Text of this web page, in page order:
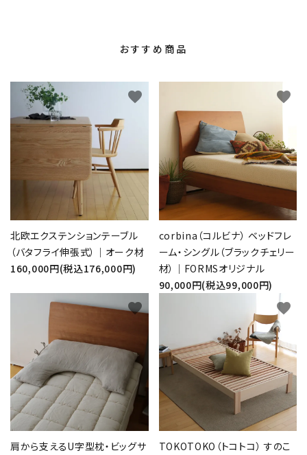
おすすめ商品
北欧エクステンションテーブル
（バタフライ伸張式）｜オーク材
160,000円(税込176,000円)
favorite
corbina（コルビナ） ベッドフレ
ーム・シングル（ブラックチェリー
材）｜FORMSオリジナル
90,000円(税込99,000円)
favorite
肩から支えるU字型枕・ビッグサ
favorite
TOKOTOKO（トコトコ） すのこ
favorite